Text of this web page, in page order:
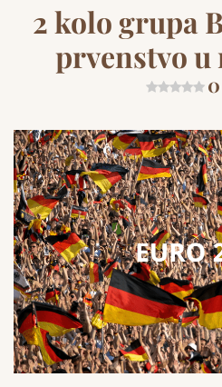
2 kolo grupa
prvenstvo u